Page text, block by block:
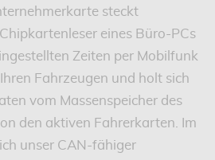
steckt
eines Büro-PCs
Zeiten per Mobilfunk
Fahrzeugen und holt sich
vom Massenspeicher des
den aktiven Fahrerkarten. Im
unser CAN-fähiger